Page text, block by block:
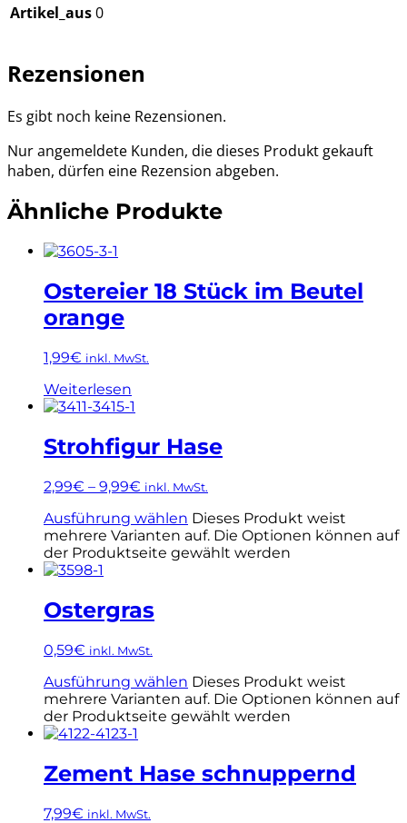
Artikel_aus0
Rezensionen
Es gibt noch keine Rezensionen.
Nur angemeldete Kunden, die dieses Produkt gekauft
haben, dürfen eine Rezension abgeben.
Ähnliche Produkte
Ostereier 18 Stück im Beutel
orange
1,99€ inkl. MwSt.
Weiterlesen
Strohfigur Hase
2,99€ – 9,99€ inkl. MwSt.
Ausführung wählen Dieses Produkt weist
mehrere Varianten auf. Die Optionen können auf
der Produktseite gewählt werden
Ostergras
0,59€ inkl. MwSt.
Ausführung wählen Dieses Produkt weist
mehrere Varianten auf. Die Optionen können auf
der Produktseite gewählt werden
Zement Hase schnuppernd
7,99€ inkl. MwSt.